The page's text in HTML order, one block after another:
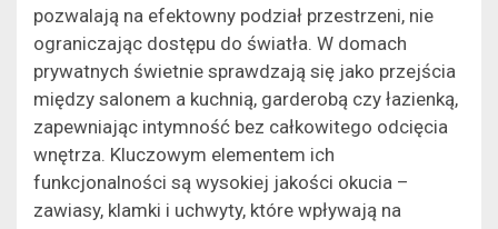
pozwalają na efektowny podział przestrzeni, nie
ograniczając dostępu do światła. W domach
prywatnych świetnie sprawdzają się jako przejścia
między salonem a kuchnią, garderobą czy łazienką,
zapewniając intymność bez całkowitego odcięcia
wnętrza. Kluczowym elementem ich
funkcjonalności są wysokiej jakości okucia –
zawiasy, klamki i uchwyty, które wpływają na